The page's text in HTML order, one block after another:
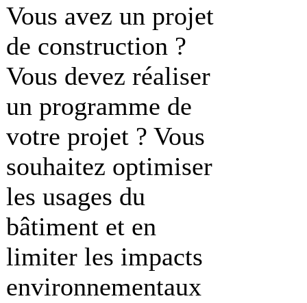
Vous avez un projet
de construction ?
Vous devez réaliser
un programme de
votre projet ? Vous
souhaitez optimiser
les usages du
bâtiment et en
limiter les impacts
environnementaux